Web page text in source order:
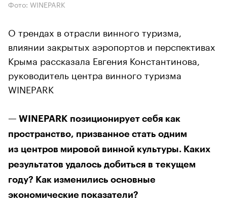
Фото: WINEPARK
О трендах в отрасли винного туризма,
влиянии закрытых аэропортов и перспективах
Крыма рассказала Евгения Константинова,
руководитель центра винного туризма
WINEPARK
— WINEPARK позиционирует себя как
пространство, призванное стать одним
из центров мировой винной культуры. Каких
результатов удалось добиться в текущем
году? Как изменились основные
экономические показатели?